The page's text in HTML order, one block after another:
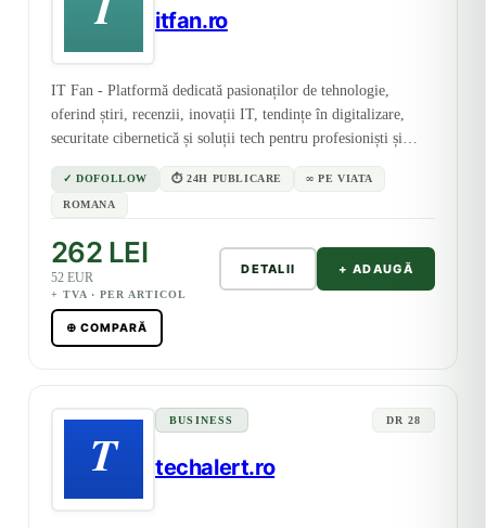
itfan.ro
IT Fan - Platformă dedicată pasionaților de tehnologie,
oferind știri, recenzii, inovații IT, tendințe în digitalizare,
securitate cibernetică și soluții tech pentru profesioniști și
✓ DOFOLLOW ⏱ 24H PUBLICARE ∞ PE VIATA
ROMANA
262 LEI
52 EUR
+ TVA · PER ARTICOL
DETALII + ADAUGĂ
⊕ COMPARĂ
BUSINESS DR 28
techalert.ro